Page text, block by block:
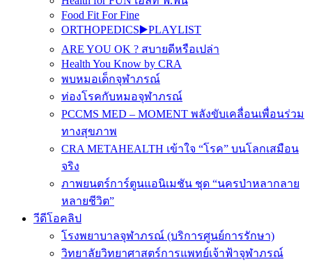
Food Fit For Fine
ORTHOPEDICS▶️PLAYLIST
ARE YOU OK ? สบายดีหรือเปล่า
Health You Know by CRA
พบหมอเด็กจุฬาภรณ์
ท่องโรคกับหมอจุฬาภรณ์
PCCMS MED – MOMENT พลังขับเคลื่อนเพื่อนร่วม
ทางสุขภาพ
CRA METAHEALTH เข้าใจ “โรค” บนโลกเสมือน
จริง
ภาพยนตร์การ์ตูนแอนิเมชัน ชุด “นครป่าหลากลาย
หลายชีวิต”
วีดีโอคลิป
โรงพยาบาลจุฬาภรณ์ (บริการศูนย์การรักษา)
วิทยาลัยวิทยาศาสตร์การแพทย์เจ้าฟ้าจุฬาภรณ์